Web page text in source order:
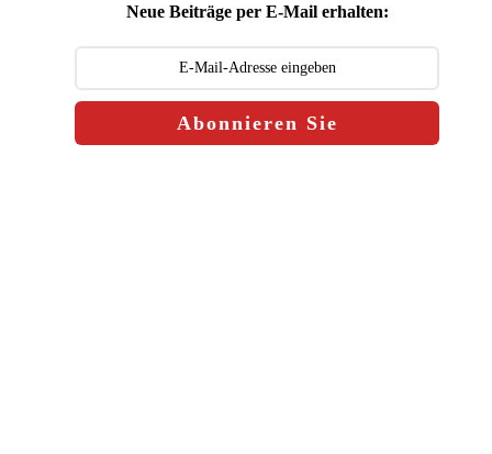
Neue Beiträge per E-Mail erhalten:
Abonnieren Sie